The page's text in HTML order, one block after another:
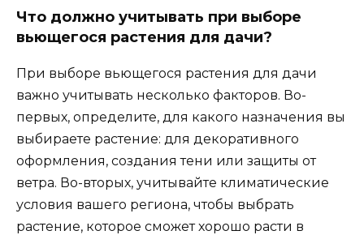
Что должно учитывать при выборе
вьющегося растения для дачи?
При выборе вьющегося растения для дачи
важно учитывать несколько факторов. Во-
первых, определите, для какого назначения вы
выбираете растение: для декоративного
оформления, создания тени или защиты от
ветра. Во-вторых, учитывайте климатические
условия вашего региона, чтобы выбрать
растение, которое сможет хорошо расти в